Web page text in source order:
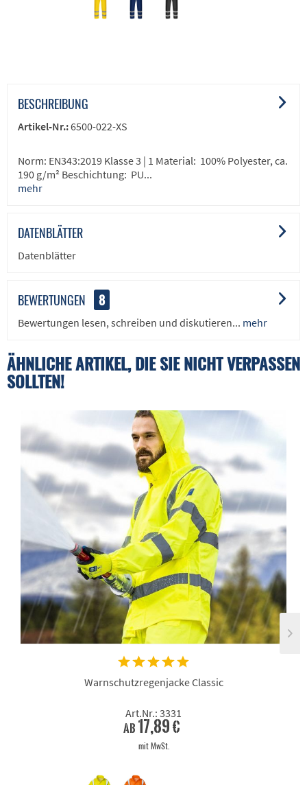
BESCHREIBUNG
Artikel-Nr.:6500-022-XS
Norm: EN343:2019 Klasse 3 | 1 Material: 100% Polyester, ca.
190 g/m² Beschichtung: PU...
mehr
DATENBLÄTTER
Datenblätter
BEWERTUNGEN 8
Bewertungen lesen, schreiben und diskutieren... mehr
ÄHNLICHE ARTIKEL, DIE SIE NICHT VERPASSEN
SOLLTEN!
Warnschutzregenjacke Classic
Art.Nr.: 3331
ab 17,89 €
mit MwSt.